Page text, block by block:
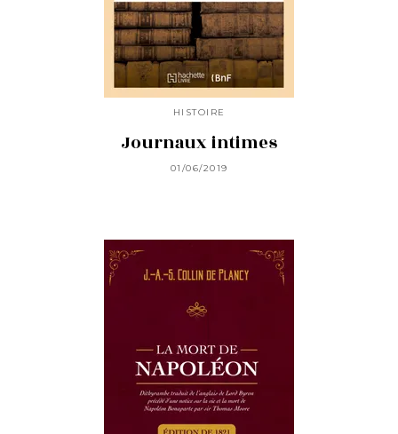
HISTOIRE
Journaux intimes
01/06/2019